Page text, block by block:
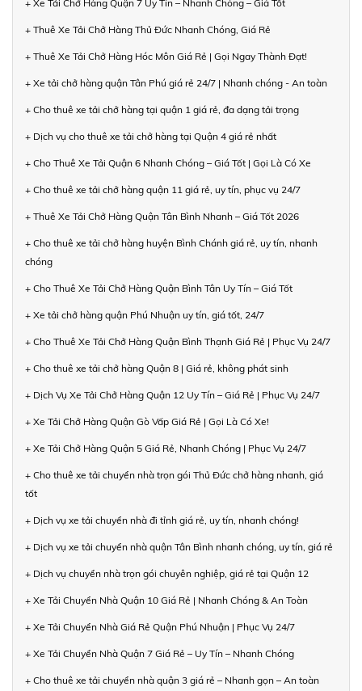
+ Xe Tải Chở Hàng Quận 7 Uy Tín – Nhanh Chóng – Giá Tốt
+ Thuê Xe Tải Chở Hàng Thủ Đức Nhanh Chóng, Giá Rẻ
+ Thuê Xe Tải Chở Hàng Hóc Môn Giá Rẻ | Gọi Ngay Thành Đạt!
+ Xe tải chở hàng quận Tân Phú giá rẻ 24/7 | Nhanh chóng - An toàn
+ Cho thuê xe tải chở hàng tại quận 1 giá rẻ, đa dạng tải trọng
+ Dịch vụ cho thuê xe tải chở hàng tại Quận 4 giá rẻ nhất
+ Cho Thuê Xe Tải Quận 6 Nhanh Chóng – Giá Tốt | Gọi Là Có Xe
+ Cho thuê xe tải chở hàng quận 11 giá rẻ, uy tín, phục vụ 24/7
+ Thuê Xe Tải Chở Hàng Quận Tân Bình Nhanh – Giá Tốt 2026
+ Cho thuê xe tải chở hàng huyện Bình Chánh giá rẻ, uy tín, nhanh
chóng
+ Cho Thuê Xe Tải Chở Hàng Quận Bình Tân Uy Tín – Giá Tốt
+ Xe tải chở hàng quận Phú Nhuận uy tín, giá tốt, 24/7
+ Cho Thuê Xe Tải Chở Hàng Quận Bình Thạnh Giá Rẻ | Phục Vụ 24/7
+ Cho thuê xe tải chở hàng Quận 8 | Giá rẻ, không phát sinh
+ Dịch Vụ Xe Tải Chở Hàng Quận 12 Uy Tín – Giá Rẻ | Phục Vụ 24/7
+ Xe Tải Chở Hàng Quận Gò Vấp Giá Rẻ | Gọi Là Có Xe!
+ Xe Tải Chở Hàng Quận 5 Giá Rẻ, Nhanh Chóng | Phục Vụ 24/7
+ Cho thuê xe tải chuyển nhà trọn gói Thủ Đức chở hàng nhanh, giá
tốt
+ Dịch vụ xe tải chuyển nhà đi tỉnh giá rẻ, uy tín, nhanh chóng!
+ Dịch vụ xe tải chuyển nhà quận Tân Bình nhanh chóng, uy tín, giá rẻ
+ Dịch vụ chuyển nhà trọn gói chuyên nghiệp, giá rẻ tại Quận 12
+ Xe Tải Chuyển Nhà Quận 10 Giá Rẻ | Nhanh Chóng & An Toàn
+ Xe Tải Chuyển Nhà Giá Rẻ Quận Phú Nhuận | Phục Vụ 24/7
+ Xe Tải Chuyển Nhà Quận 7 Giá Rẻ – Uy Tín – Nhanh Chóng
+ Cho thuê xe tải chuyển nhà quận 3 giá rẻ – Nhanh gọn – An toàn